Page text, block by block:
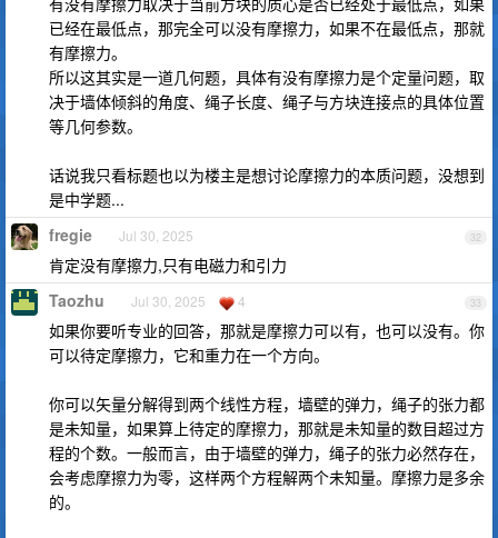
已经在最低点，那完全可以没有摩擦力，如果不在最低点，那就
有摩擦力。
所以这其实是一道几何题，具体有没有摩擦力是个定量问题，取
决于墙体倾斜的角度、绳子长度、绳子与方块连接点的具体位置
等几何参数。
话说我只看标题也以为楼主是想讨论摩擦力的本质问题，没想到
是中学题...
32
fregie Jul 30, 2025
肯定没有摩擦力,只有电磁力和引力
33
Taozhu Jul 30, 2025 4
如果你要听专业的回答，那就是摩擦力可以有，也可以没有。你
可以待定摩擦力，它和重力在一个方向。
你可以矢量分解得到两个线性方程，墙壁的弹力，绳子的张力都
是未知量，如果算上待定的摩擦力，那就是未知量的数目超过方
程的个数。一般而言，由于墙壁的弹力，绳子的张力必然存在，
会考虑摩擦力为零，这样两个方程解两个未知量。摩擦力是多余
的。